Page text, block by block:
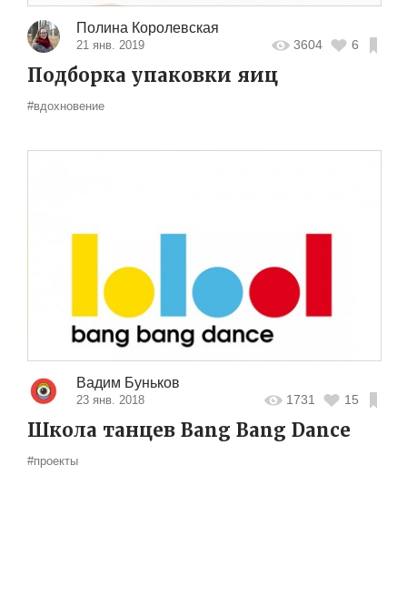
Полина Королевская
21 янв. 2019 3604 6
Подборка упаковки яиц
#вдохновение
Вадим Буньков
23 янв. 2018 1731 15
Школа танцев Bang Bang Dance
#проекты